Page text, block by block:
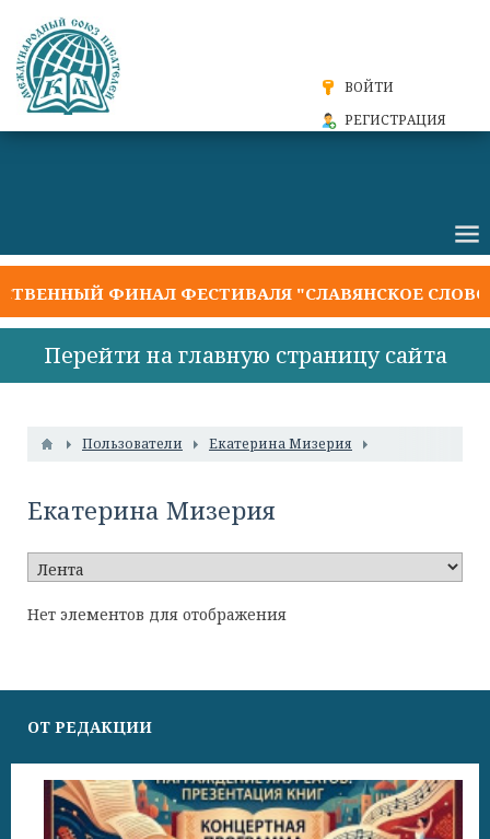
ВОЙТИ
РЕГИСТРАЦИЯ
ФИНАЛ ФЕСТИВАЛЯ "СЛАВЯНСКОЕ СЛОВО
Перейти на главную страницу сайта
Пользователи Екатерина Мизерия
Екатерина Мизерия
Нет элементов для отображения
ОТ РЕДАКЦИИ